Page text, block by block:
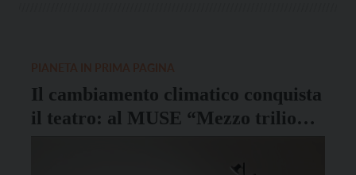
Il cambiamento climatico conquista
il teatro: al MUSE “Mezzo trilione